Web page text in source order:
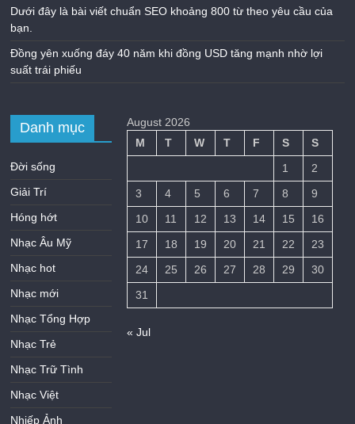
Dưới đây là bài viết chuẩn SEO khoảng 800 từ theo yêu cầu của
bạn.
Đồng yên xuống đáy 40 năm khi đồng USD tăng mạnh nhờ lợi
suất trái phiếu
Danh mục
Đời sống
Giải Trí
Hóng hớt
Nhạc Âu Mỹ
Nhạc hot
Nhạc mới
Nhạc Tổng Hợp
Nhạc Trẻ
Nhạc Trữ Tình
Nhạc Việt
Nhiếp Ảnh
August 2026
M
T W T F S
S
1
2
3
4 5 6 7 8
9
10
11 12 13 14 15
16
17
18 19 20 21 22
23
24
25 26 27 28 29
30
31
« Jul